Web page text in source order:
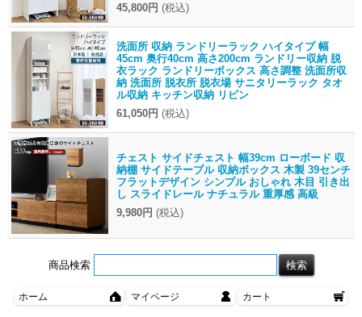
45,800円 (税込)
洗面所 収納 ランドリーラック ハイタイプ 幅
45cm 奥行40cm 高さ200cm ランドリー収納 脱
衣ラック ランドリーボックス 高さ調整 洗面所収
納 洗面所 脱衣所 脱衣場 サニタリーラック タオ
ル収納 キッチン収納 リビン
61,050円 (税込)
チェスト サイドチェスト 幅39cm ローボード 収
納棚 サイドテーブル 収納ボックス 木製 39センチ
フラットデザイン シンプル おしゃれ 木目 引き出
し スライドレール ナチュラル 重厚感 高級
9,980円 (税込)
商品検索
ホーム マイページ カート